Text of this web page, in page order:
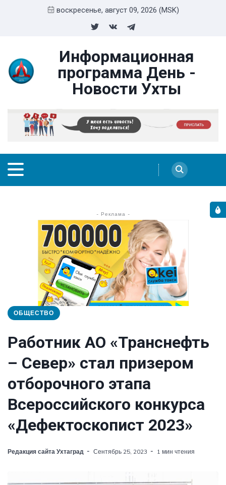
воскресенье, август 09, 2026 (MSK)
Информационная
программа День -
Новости Ухты
- Реклама -
ОБЩЕСТВО
Работник АО «Транснефть
– Север» стал призером
отборочного этапа
Всероссийского конкурса
«Дефектоскопист 2023»
Редакция сайта Ухтаград Сентябрь 25, 2023 1 мин чтения